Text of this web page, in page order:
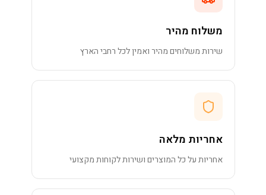
משלוח מהיר
שירות משלוחים מהיר ואמין לכל רחבי הארץ
אחריות מלאה
אחריות על כל המוצרים ושירות לקוחות מקצועי